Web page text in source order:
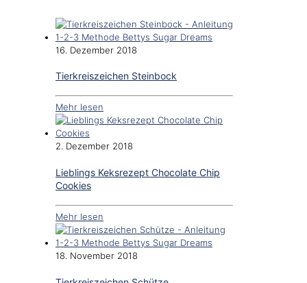
16. Dezember 2018
Tierkreiszeichen Steinbock
Mehr lesen
2. Dezember 2018
Lieblings Keksrezept Chocolate Chip
Cookies
Mehr lesen
18. November 2018